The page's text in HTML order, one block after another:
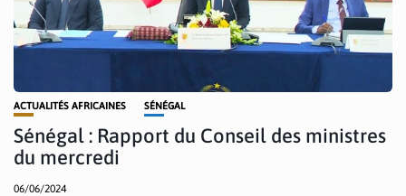
ACTUALITÉS AFRICAINES SÉNÉGAL
Sénégal : Rapport du Conseil des ministres
du mercredi
06/06/2024